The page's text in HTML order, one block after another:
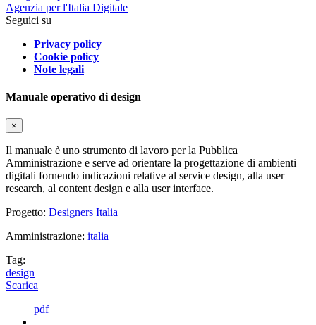
Agenzia per l'Italia Digitale
Seguici su
Privacy policy
Cookie policy
Note legali
Manuale operativo di design
×
Il manuale è uno strumento di lavoro per la Pubblica
Amministrazione e serve ad orientare la progettazione di ambienti
digitali fornendo indicazioni relative al service design, alla user
research, al content design e alla user interface.
Progetto: Designers Italia
Amministrazione: italia
Tag:
design
Scarica
pdf